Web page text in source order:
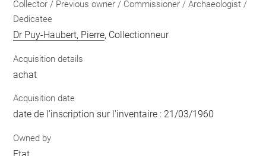
Collector / Previous owner / Commissioner / Archaeologist /
Dedicatee
Dr Puy-Haubert, Pierre, Collectionneur
Acquisition details
achat
Acquisition date
date de l'inscription sur l'inventaire : 21/03/1960
Owned by